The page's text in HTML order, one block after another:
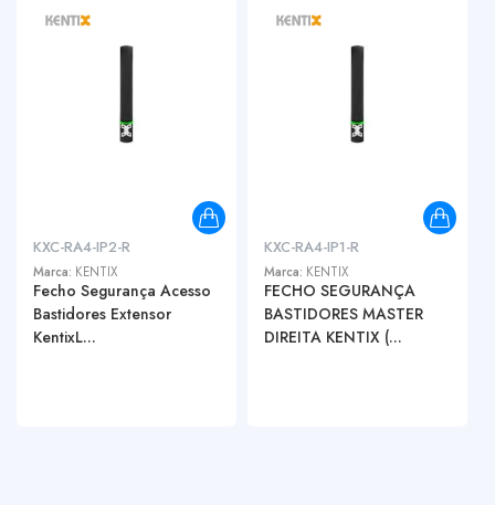
KXC-RA4-IP2-R
Marca: KENTIX
Fecho Segurança Acesso
Bastidores Extensor
KentixL...
KXC-RA4-IP1-R
Marca: KENTIX
FECHO SEGURANÇA
BASTIDORES MASTER
DIREITA KENTIX (...